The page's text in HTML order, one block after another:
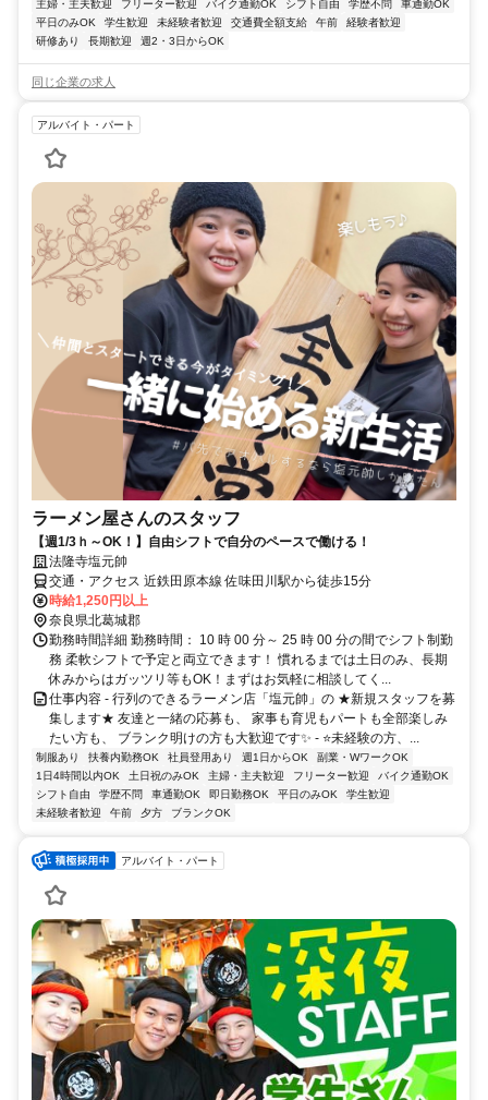
主婦・主夫歓迎
フリーター歓迎 バイク通勤OK シフト自由 学歴不問
車通勤OK
平日のみOK
学生歓迎 未経験者歓迎 交通費全額支給 午前
経験者歓迎
研修あり
長期歓迎 週2・3日からOK
同じ企業の求人
アルバイト・パート
ラーメン屋さんのスタッフ
【週1/3ｈ～OK！】自由シフトで自分のペースで働ける！
法隆寺塩元帥
交通・アクセス 近鉄田原本線 佐味田川駅から徒歩15分
時給1,250円以上
奈良県北葛城郡
勤務時間詳細 勤務時間： 10 時 00 分～ 25 時 00 分の間でシフト制勤
務 柔軟シフトで予定と両立できます！ 慣れるまでは土日のみ、長期
休みからはガッツリ等もOK！まずはお気軽に相談してく...
仕事内容 - 行列のできるラーメン店「塩元帥」の ★新規スタッフを募
集します★ 友達と一緒の応募も、 家事も育児もパートも全部楽しみ
たい方も、 ブランク明けの方も大歓迎です✨ - ⭐未経験の方、...
制服あり 扶養内勤務OK 社員登用あり 週1日からOK
副業・WワークOK
1日4時間以内OK
土日祝のみOK 主婦・主夫歓迎 フリーター歓迎
バイク通勤OK
シフト自由
学歴不問 車通勤OK 即日勤務OK 平日のみOK
学生歓迎
未経験者歓迎
午前 夕方 ブランクOK
アルバイト・パート